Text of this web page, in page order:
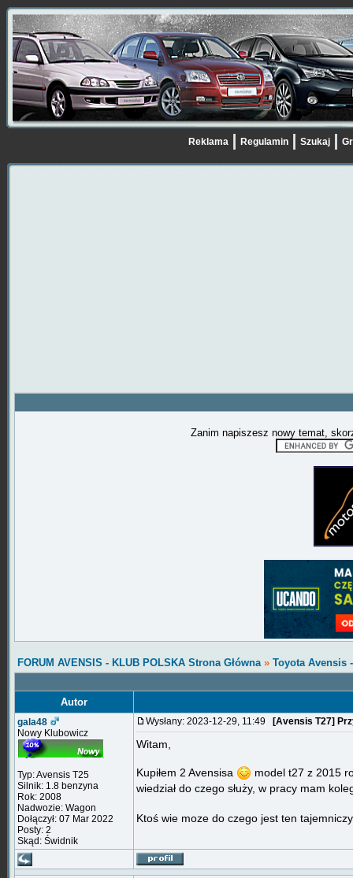
Reklama Regulamin Szukaj
Zanim napiszesz nowy temat,
FORUM AVENSIS - KLUB POLSKA Strona Główna» Toyota Avensis
Autor
gala48
Nowy Klubowicz
Typ: Avensis T25
Silnik: 1.8 benzyna
Rok: 2008
Nadwozie: Wagon
Dołączył: 07 Mar 2022
Posty: 2
Skąd: Świdnik
Wysłany: 2023-12-29, 11:49 [Avensis T27]
Witam,
Kupiłem 2 Avensisa
model t27 z 2015
wiedział do czego służy, w pracy mam
Ktoś wie moze do czego jest ten